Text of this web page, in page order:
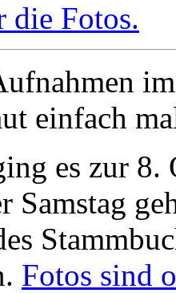
die Fotos.
einfach
es zur 8.
Samstag
Fotos sind